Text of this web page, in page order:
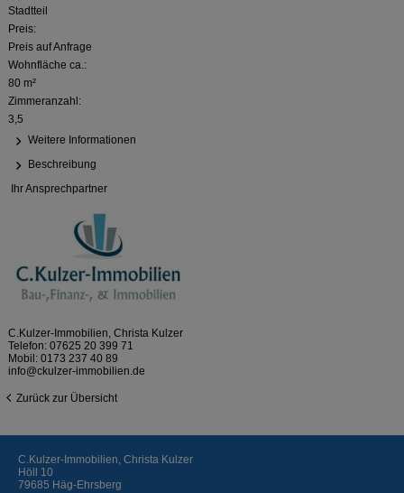
Stadtteil
Preis:
Preis auf Anfrage
Wohnfläche ca.:
80 m²
Zimmeranzahl:
3,5
Weitere Informationen
Beschreibung
Ihr Ansprechpartner
C.Kulzer-Immobilien, Christa Kulzer
Telefon: 07625 20 399 71
Mobil: 0173 237 40 89
info@ckulzer-immobilien.de
Zurück zur Übersicht
C.Kulzer-Immobilien, Christa Kulzer
Höll 10
79685 Häg-Ehrsberg